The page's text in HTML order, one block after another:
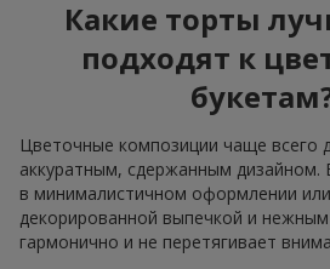
Какие торты
подходят к
Цветочные композиции чаще всего
аккуратным, сдержанным дизайном.
в минималистичном оформлении
декорированной выпечкой и
гармонично и не перетягивает